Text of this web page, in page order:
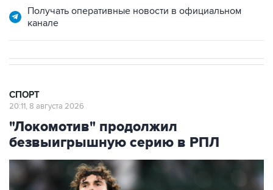
Получать оперативные новости в официальном
канале
СПОРТ
20:11, 8 августа 2026
"Локомотив" продолжил
безвыигрышную серию в РПЛ